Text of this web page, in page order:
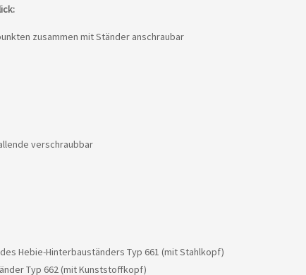
zusammen mit Ständer anschraubar
verschraubbar
Hebie-Hinterbauständers Typ 661 (mit Stahlkopf)
Typ 662 (mit Kunststoffkopf)